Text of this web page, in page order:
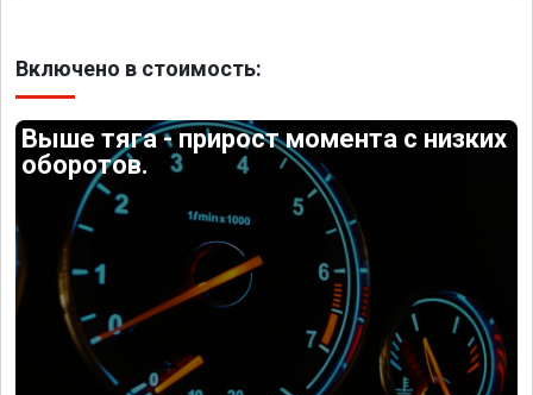
Включено в стоимость:
Выше тяга - прирост момента с низких
оборотов.